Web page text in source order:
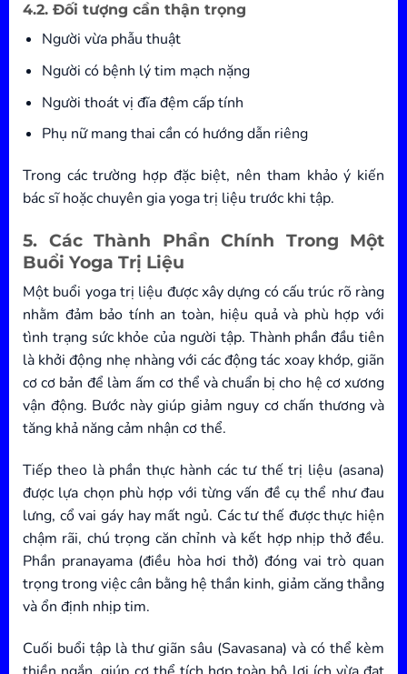
4.2. Đối tượng cần thận trọng
Người vừa phẫu thuật
Người có bệnh lý tim mạch nặng
Người thoát vị đĩa đệm cấp tính
Phụ nữ mang thai cần có hướng dẫn riêng
Trong các trường hợp đặc biệt, nên tham khảo ý kiến
bác sĩ hoặc chuyên gia yoga trị liệu trước khi tập.
5. Các Thành Phần Chính Trong Một
Buổi Yoga Trị Liệu
Một buổi yoga trị liệu được xây dựng có cấu trúc rõ ràng
nhằm đảm bảo tính an toàn, hiệu quả và phù hợp với
tình trạng sức khỏe của người tập. Thành phần đầu tiên
là khởi động nhẹ nhàng với các động tác xoay khớp, giãn
cơ cơ bản để làm ấm cơ thể và chuẩn bị cho hệ cơ xương
vận động. Bước này giúp giảm nguy cơ chấn thương và
tăng khả năng cảm nhận cơ thể.
Tiếp theo là phần thực hành các tư thế trị liệu (asana)
được lựa chọn phù hợp với từng vấn đề cụ thể như đau
lưng, cổ vai gáy hay mất ngủ. Các tư thế được thực hiện
chậm rãi, chú trọng căn chỉnh và kết hợp nhịp thở đều.
Phần pranayama (điều hòa hơi thở) đóng vai trò quan
trọng trong việc cân bằng hệ thần kinh, giảm căng thẳng
và ổn định nhịp tim.
Cuối buổi tập là thư giãn sâu (Savasana) và có thể kèm